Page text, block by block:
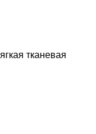
тканевая